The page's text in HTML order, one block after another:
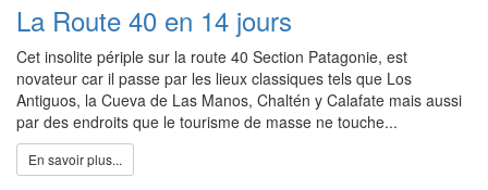
La Route 40 en 14 jours
Cet insolite périple sur la route 40 Section Patagonie, est
novateur car il passe par les lieux classiques tels que Los
Antiguos, la Cueva de Las Manos, Chaltén y Calafate mais aussi
par des endroits que le tourisme de masse ne touche...
En savoir plus...